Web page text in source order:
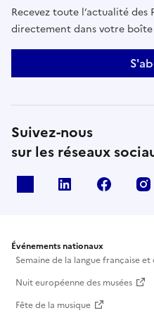
Recevez toute l’actualité des
directement dans votre
Suivez-nous
sur les réseaux
Linkedin
Événements nationaux
Semaine de la langue française
Nuit européenne des musées
Fête de la musique